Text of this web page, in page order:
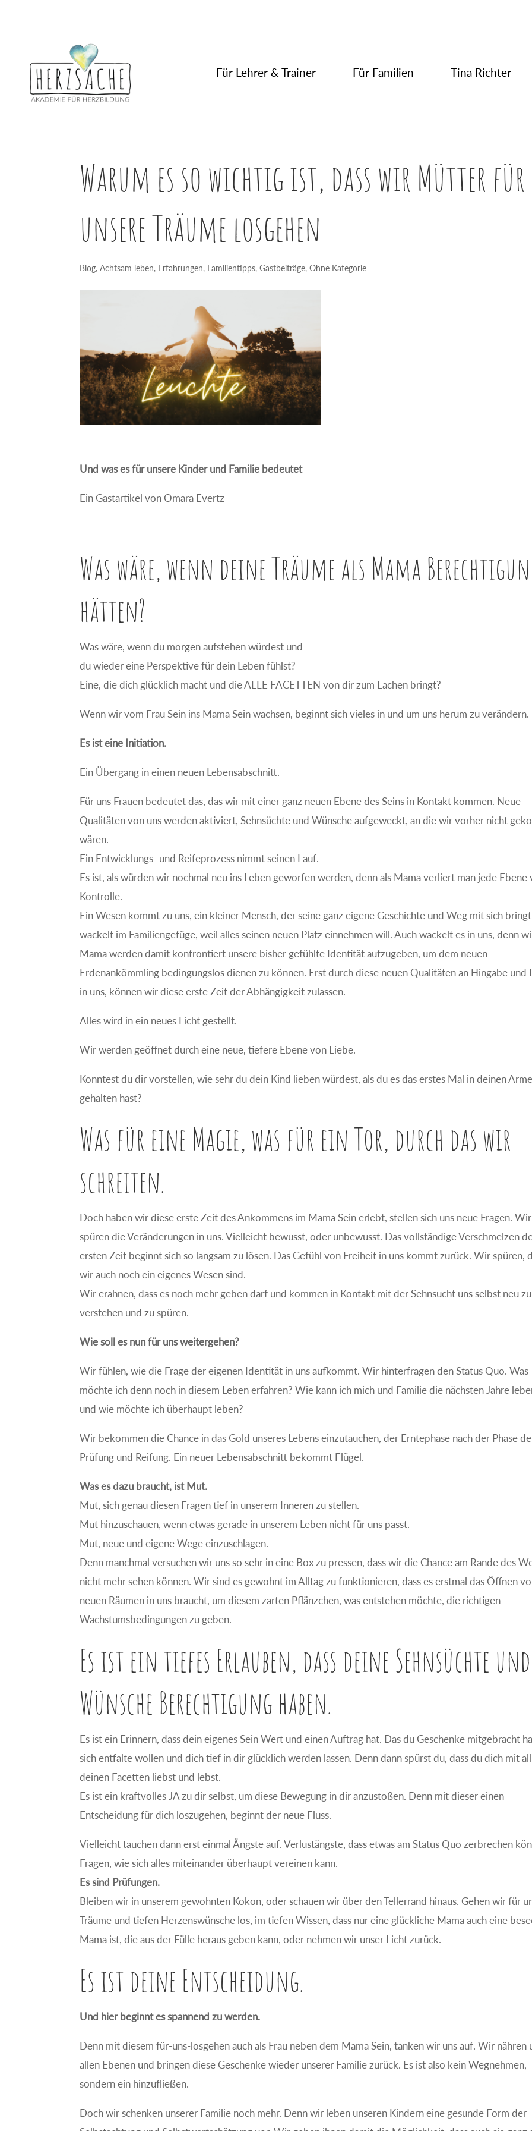
Für Lehrer & Trainer Für Familien Tina Richter
Warum es so wichtig ist, dass wir Mütter für
unsere Träume losgehen
Blog,Achtsam leben, Erfahrungen, Familientipps,Gastbeiträge,Ohne Kategorie
Und was es für unsere Kinder und Familie bedeutet
Ein Gastartikel von Omara Evertz
Was wäre, wenn deine Träume als Mama
hätten?
Was wäre, wenn du morgen aufstehen würdest und
du wieder eine Perspektive für dein Leben fühlst?
Eine, die dich glücklich macht und die ALLE FACETTEN von dir zum Lachen bringt?
Wenn wir vom Frau Sein ins Mama Sein wachsen, beginnt sich vieles in und um uns herum zu verändern.
Es ist eine Initiation.
Ein Übergang in einen neuen Lebensabschnitt.
Für uns Frauen bedeutet das, das wir mit einer ganz neuen Ebene des Seins in Kontakt kommen. Neue
Qualitäten von uns werden aktiviert, Sehnsüchte und Wünsche aufgeweckt, an die wir vorher nicht
wären.
Ein Entwicklungs- und Reifeprozess nimmt seinen Lauf.
Es ist, als würden wir nochmal neu ins Leben geworfen werden, denn als Mama verliert man jede Ebene
Kontrolle.
Ein Wesen kommt zu uns, ein kleiner Mensch, der seine ganz eigene Geschichte und Weg mit sich
wackelt im Familiengefüge, weil alles seinen neuen Platz einnehmen will. Auch wackelt es in uns, denn
Mama werden damit konfrontiert unsere bisher gefühlte Identität aufzugeben, um dem neuen
Erdenankömmling bedingungslos dienen zu können. Erst durch diese neuen Qualitäten an Hingabe und
in uns, können wir diese erste Zeit der Abhängigkeit zulassen.
Alles wird in ein neues Licht gestellt.
Wir werden geöffnet durch eine neue, tiefere Ebene von Liebe.
Konntest du dir vorstellen, wie sehr du dein Kind lieben würdest, als du es das erstes Mal in deinen
gehalten hast?
Was für eine Magie, was für ein Tor, durch das wir
schreiten.
Doch haben wir diese erste Zeit des Ankommens im Mama Sein erlebt, stellen sich uns neue Fragen. Wir
spüren die Veränderungen in uns. Vielleicht bewusst, oder unbewusst. Das vollständige Verschmelzen
ersten Zeit beginnt sich so langsam zu lösen. Das Gefühl von Freiheit in uns kommt zurück. Wir spüren,
wir auch noch ein eigenes Wesen sind.
Wir erahnen, dass es noch mehr geben darf und kommen in Kontakt mit der Sehnsucht uns selbst neu zu
verstehen und zu spüren.
Wie soll es nun für uns weitergehen?
Wir fühlen, wie die Frage der eigenen Identität in uns aufkommt. Wir hinterfragen den Status Quo. Was
möchte ich denn noch in diesem Leben erfahren? Wie kann ich mich und Familie die nächsten Jahre
und wie möchte ich überhaupt leben?
Wir bekommen die Chance in das Gold unseres Lebens einzutauchen, der Erntephase nach der Phase
Prüfung und Reifung. Ein neuer Lebensabschnitt bekommt Flügel.
Was es dazu braucht, ist Mut.
Mut, sich genau diesen Fragen tief in unserem Inneren zu stellen.
Mut hinzuschauen, wenn etwas gerade in unserem Leben nicht für uns passt.
Mut, neue und eigene Wege einzuschlagen.
Denn manchmal versuchen wir uns so sehr in eine Box zu pressen, dass wir die Chance am Rande des
nicht mehr sehen können. Wir sind es gewohnt im Alltag zu funktionieren, dass es erstmal das Öffnen
neuen Räumen in uns braucht, um diesem zarten Pflänzchen, was entstehen möchte, die richtigen
Wachstumsbedingungen zu geben.
Es ist ein tiefes Erlauben, dass deine Sehnsüchte und
Wünsche Berechtigung haben.
Es ist ein Erinnern, dass dein eigenes Sein Wert und einen Auftrag hat. Das du Geschenke mitgebracht
sich entfalte wollen und dich tief in dir glücklich werden lassen. Denn dann spürst du, dass du dich mit all
deinen Facetten liebst und lebst.
Es ist ein kraftvolles JA zu dir selbst, um diese Bewegung in dir anzustoßen. Denn mit dieser einen
Entscheidung für dich loszugehen, beginnt der neue Fluss.
Vielleicht tauchen dann erst einmal Ängste auf. Verlustängste, dass etwas am Status Quo zerbrechen
Fragen, wie sich alles miteinander überhaupt vereinen kann.
Es sind Prüfungen.
Bleiben wir in unserem gewohnten Kokon, oder schauen wir über den Tellerrand hinaus. Gehen wir für
Träume und tiefen Herzenswünsche los, im tiefen Wissen, dass nur eine glückliche Mama auch eine
Mama ist, die aus der Fülle heraus geben kann, oder nehmen wir unser Licht zurück.
Es ist deine Entscheidung.
Und hier beginnt es spannend zu werden.
Denn mit diesem für-uns-losgehen auch als Frau neben dem Mama Sein, tanken wir uns auf. Wir nähren
allen Ebenen und bringen diese Geschenke wieder unserer Familie zurück. Es ist also kein Wegnehmen,
sondern ein hinzufließen.
Doch wir schenken unserer Familie noch mehr. Denn wir leben unseren Kindern eine gesunde Form der